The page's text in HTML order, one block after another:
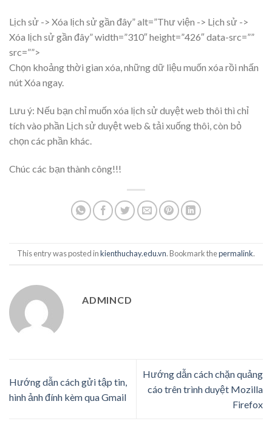
Lịch sử -> Xóa lịch sử gần đây” alt=”Thư viện -> Lịch sử ->
Xóa lịch sử gần đây” width=”310″ height=”426″ data-src=””
src=””>
Chọn khoảng thời gian xóa, những dữ liệu muốn xóa rồi nhấn
nútXóa ngay.
Lưu ý: Nếu bạn chỉ muốn xóa lịch sử duyệt web thôi thì chỉ
tích vào phần Lịch sử duyệt web & tải xuống thôi, còn bỏ
chọn các phần khác.
Chúc các bạn thành công!!!
This entry was posted inkienthuchay.edu.vn. Bookmark thepermalink.
ADMINCD
Hướng dẫn cách gửi tập tin,
hình ảnh đính kèm qua Gmail
Hướng dẫn cách chặn quảng
cáo trên trình duyệt Mozilla
Firefox